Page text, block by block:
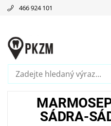
466 924 101
SÁDRA-